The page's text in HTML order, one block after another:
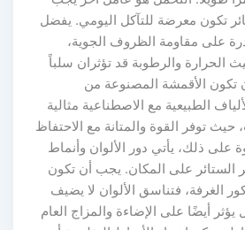
تكون معرضة للتآكل اليومي. يفضل
على مقاومة الظروف الجوية،
والرطوبة قد تؤثران سلباً
تكون الأقمشة المصنوعة من
الطبيعية مع الاصطناعية مثالية
حيث توفر القوة والمتانة مع الاحتفاظ
على ذلك، يأتي دور الألوان وأنماط
الستائر على المكان. يجب أن تكون
الغرفة، فتناسق الألوان لا يضيف
أيضًا على الإضاءة والمزاج العام